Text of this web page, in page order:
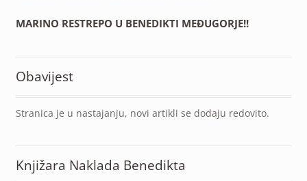
MARINO RESTREPO U BENEDIKTI MEĐUGORJE!!
Obavijest
Stranica je u nastajanju, novi artikli se dodaju redovito.
Knjižara Naklada Benedikta